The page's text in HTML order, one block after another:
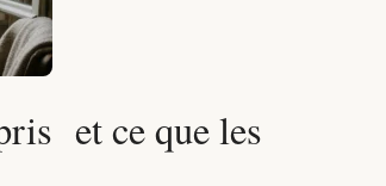
et ce que les